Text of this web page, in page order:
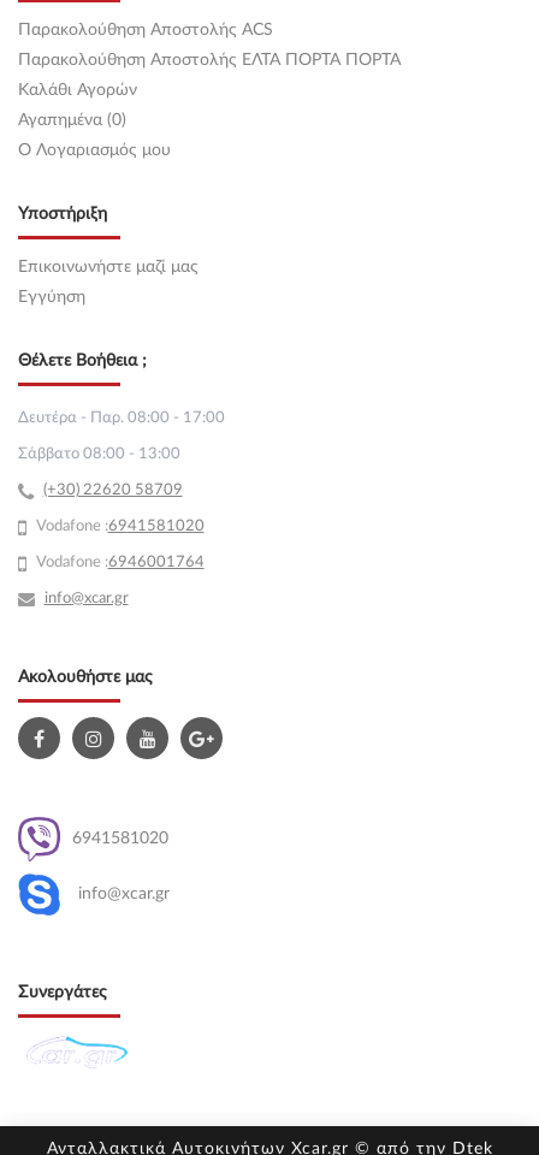
Παρακολούθηση Αποστολής ACS
Παρακολούθηση Αποστολής ΕΛΤΑ ΠΟΡΤΑ ΠΟΡΤΑ
Καλάθι Αγορών
Αγαπημένα (0)
O Λογαριασμός μου
Υποστήριξη
Επικοινωνήστε μαζί μας
Εγγύηση
Θέλετε Βοήθεια ;
Δευτέρα - Παρ. 08:00 - 17:00
Σάββατο 08:00 - 13:00
(+30) 22620 58709
Vodafone :6941581020
Vodafone :6946001764
info@xcar.gr
Ακολουθήστε μας
6941581020
info@xcar.gr
Συνεργάτες
Ανταλλακτικά Αυτοκινήτων Xcar.gr © από την Dtek